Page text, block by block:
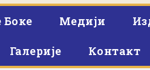
Боке Медији
Галерије Контакт